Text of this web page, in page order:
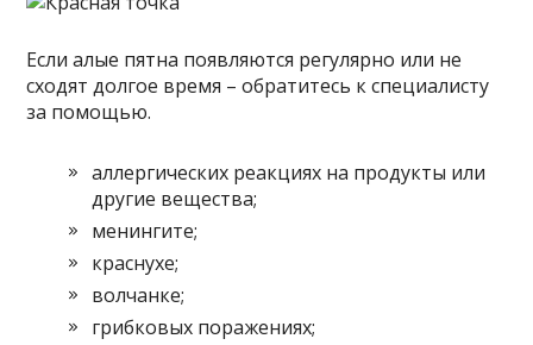
Если алые пятна появляются регулярно или не
сходят долгое время – обратитесь к специалисту
за помощью.
аллергических реакциях на продукты или
другие вещества;
менингите;
краснухе;
волчанке;
грибковых поражениях;